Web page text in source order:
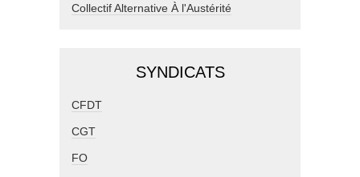
Collectif Alternative À l'Austérité
SYNDICATS
CFDT
CGT
FO